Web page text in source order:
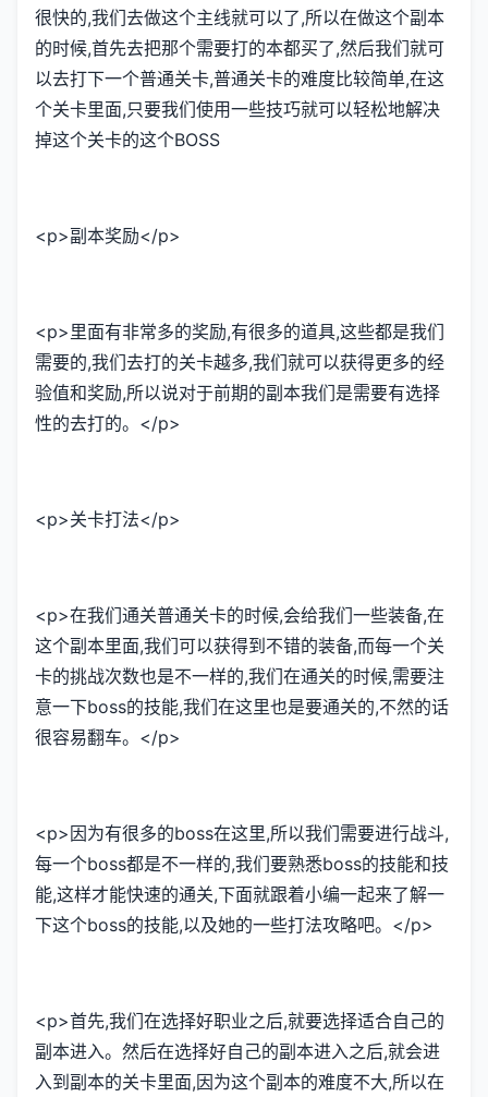
很快的,我们去做这个主线就可以了,所以在做这个副本
的时候,首先去把那个需要打的本都买了,然后我们就可
以去打下一个普通关卡,普通关卡的难度比较简单,在这
个关卡里面,只要我们使用一些技巧就可以轻松地解决
掉这个关卡的这个BOSS
<p>副本奖励</p>
<p>里面有非常多的奖励,有很多的道具,这些都是我们
需要的,我们去打的关卡越多,我们就可以获得更多的经
验值和奖励,所以说对于前期的副本我们是需要有选择
性的去打的。</p>
<p>关卡打法</p>
<p>在我们通关普通关卡的时候,会给我们一些装备,在
这个副本里面,我们可以获得到不错的装备,而每一个关
卡的挑战次数也是不一样的,我们在通关的时候,需要注
意一下boss的技能,我们在这里也是要通关的,不然的话
很容易翻车。</p>
<p>因为有很多的boss在这里,所以我们需要进行战斗,
每一个boss都是不一样的,我们要熟悉boss的技能和技
能,这样才能快速的通关,下面就跟着小编一起来了解一
下这个boss的技能,以及她的一些打法攻略吧。</p>
<p>首先,我们在选择好职业之后,就要选择适合自己的
副本进入。然后在选择好自己的副本进入之后,就会进
入到副本的关卡里面,因为这个副本的难度不大,所以在